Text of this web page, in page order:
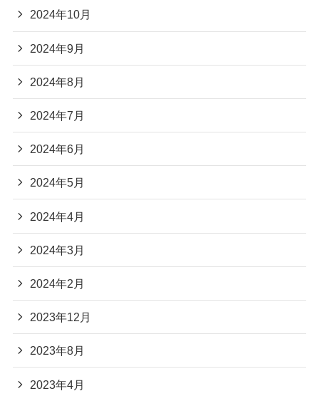
2024年10月
2024年9月
2024年8月
2024年7月
2024年6月
2024年5月
2024年4月
2024年3月
2024年2月
2023年12月
2023年8月
2023年4月